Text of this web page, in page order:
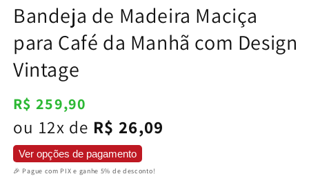
modal
Bandeja de Madeira Maciça
para Café da Manhã com Design
Vintage
Preço
normal
R$ 259,90
ou 12x de R$ 26,09
Ver opções de pagamento
🎉 Pague com PIX e ganhe 5% de desconto!